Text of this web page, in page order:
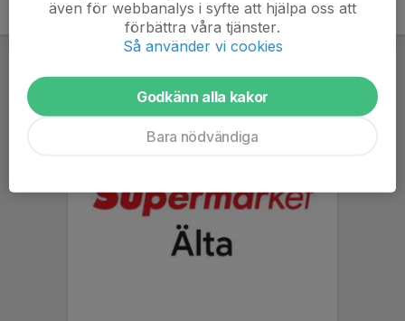
även för webbanalys i syfte att hjälpa oss att
förbättra våra tjänster.
Så använder vi cookies
Godkänn alla kakor
Bara nödvändiga